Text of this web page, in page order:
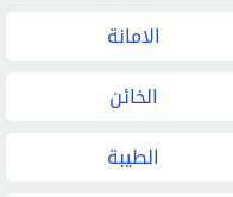
الامانة
الخائن
الطيبة